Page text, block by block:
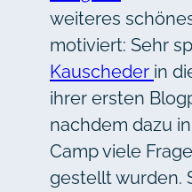
weiteres
motiviert: Sehr
Kauscheder in
ihrer ersten
nachdem dazu
Camp viele
gestellt wurden.